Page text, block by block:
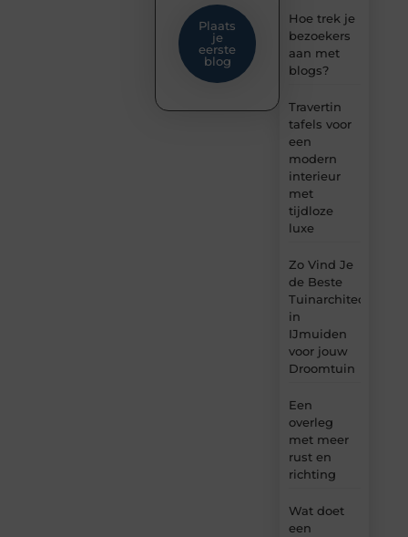
Hoe trek je
bezoekers
aan met
blogs?
Travertin
tafels voor
een
modern
interieur
met
tijdloze
luxe
Zo Vind Je
de Beste
Tuinarchitect
in
IJmuiden
voor jouw
Droomtuin
Een
overleg
met meer
rust en
richting
Wat doet
een
Plaats
je
eerste
blog